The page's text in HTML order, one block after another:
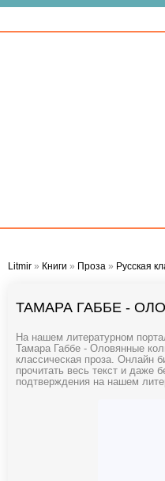
Litmir » Книги » Проза » Русская
ТАМАРА ГАББЕ -
На нашем литературном
Тамара Габбе - Оловянные
классическая проза. Онлайн
прочитать весь текст и даже
подтверждения на нашем